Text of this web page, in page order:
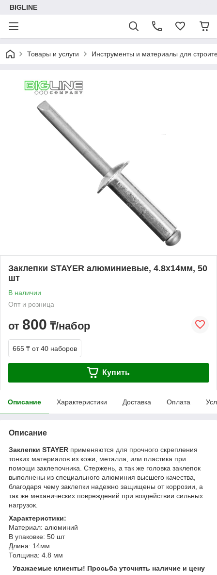
BIGLINE
Товары и услуги Инструменты и материалы для
Заклепки STAYER алюминиевые, 4.8х14мм, 50
шт
В наличии
Опт и розница
от 800 ₸/набор
665 ₸ от 40 наборов
Купить
Описание Характеристики Доставка Оплата
Описание
Заклепки STAYER применяются для прочного скрепления
тонких материалов из кожи, металла, или пластика при
помощи заклепочника. Стержень, а так же головка заклепок
выполнены из специального алюминия высшего качества,
благодаря чему заклепки надежно защищены от коррозии, а
так же механических повреждений при воздействии сильных
нагрузок.
Характеристики:
Материал: алюминий
В упаковке: 50 шт
Длина: 14мм
Толщина: 4.8 мм
Уважаемые клиенты! Просьба уточнять наличие и цену